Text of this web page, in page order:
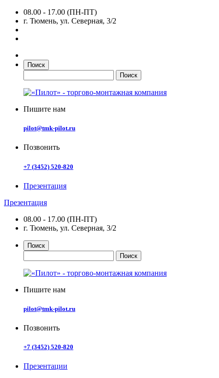
08.00 - 17.00 (ПН-ПТ)
г. Тюмень, ул. Северная, 3/2
Поиск
Пишите нам
pilot@tmk-pilot.ru
Позвонить
+7 (3452) 520-820
Презентация
Презентация
08.00 - 17.00 (ПН-ПТ)
г. Тюмень, ул. Северная, 3/2
Поиск
Пишите нам
pilot@tmk-pilot.ru
Позвонить
+7 (3452) 520-820
Презентации